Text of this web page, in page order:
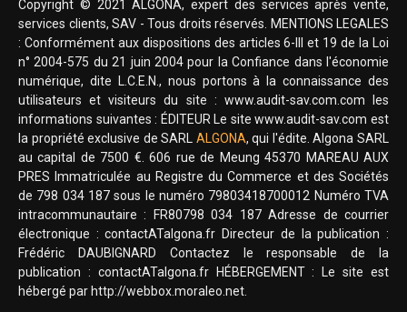
Copyright © 2021 ALGONA, expert des services après vente,
services clients, SAV - Tous droits réservés. MENTIONS LEGALES
: Conformément aux dispositions des articles 6-III et 19 de la Loi
n° 2004-575 du 21 juin 2004 pour la Confiance dans l'économie
numérique, dite L.C.E.N., nous portons à la connaissance des
utilisateurs et visiteurs du site : www.audit-sav.com.com les
informations suivantes : ÉDITEUR Le site www.audit-sav.com est
la propriété exclusive de SARL ALGONA, qui l'édite. Algona SARL
au capital de 7500 €. 606 rue de Meung 45370 MAREAU AUX
PRES Immatriculée au Registre du Commerce et des Sociétés
de 798 034 187 sous le numéro 79803418700012 Numéro TVA
intracommunautaire : FR80798 034 187 Adresse de courrier
électronique : contactATalgona.fr Directeur de la publication :
Frédéric DAUBIGNARD Contactez le responsable de la
publication : contactATalgona.fr HÉBERGEMENT : Le site est
hébergé par http://webbox.moraleo.net.